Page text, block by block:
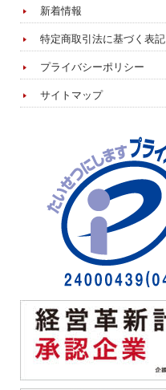
新着情報
特定商取引法に基づく表記
プライバシーポリシー
サイトマップ